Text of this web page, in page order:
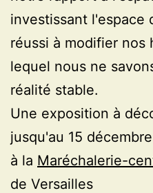
investissant l'espace
réussi à modifier nos
lequel nous ne
réalité stable.
Une exposition à
jusqu'au 15 décembre
à la Maréchalerie-
de Versailles